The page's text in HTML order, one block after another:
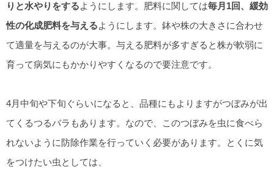
りと水やりをするようにします。肥料に関しては毎月1回、緩効
性の化成肥料を与えるようにします。鉢や株の大きさに合わせ
て適量を与えるのが大事。与える肥料が多すぎると株が軟弱に
育って病気にもかかりやすくなるので要注意です。
4月中旬や下旬ぐらいになると、品種にもよりますがつぼみが出
てくるつるバラもあります。なので、このつぼみを虫に食べら
れないように防除作業を行っていく必要があります。とくに気
をつけたい虫としては、